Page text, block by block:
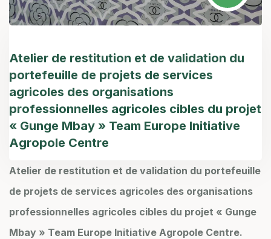
Atelier de restitution et de validation du
portefeuille de projets de services
agricoles des organisations
professionnelles agricoles cibles du projet
« Gunge Mbay » Team Europe Initiative
Agropole Centre
Atelier de restitution et de validation du portefeuille
de projets de services agricoles des organisations
professionnelles agricoles cibles du projet « Gunge
Mbay » Team Europe Initiative Agropole Centre.